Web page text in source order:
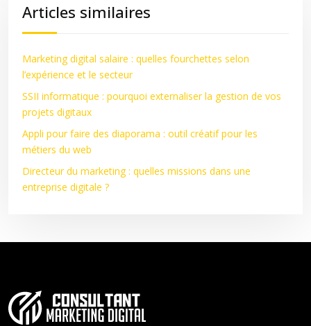
Articles similaires
Marketing digital salaire : quelles fourchettes selon
l’expérience et le secteur
SSII informatique : pourquoi externaliser la gestion de vos
projets digitaux
Appli pour faire des diaporama : outil créatif pour les
métiers du web
Directeur du marketing : quelles missions dans une
entreprise digitale ?